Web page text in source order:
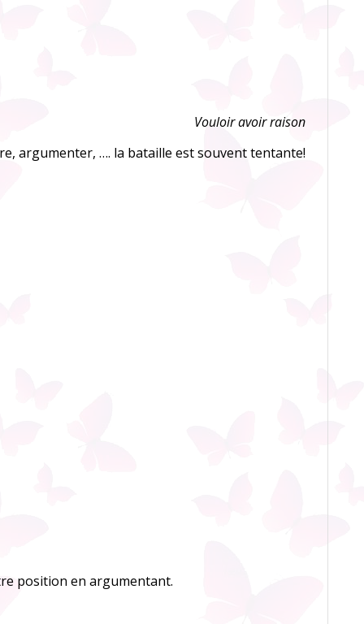
Vouloir avoir raison
argumenter, …. la bataille est souvent tentante!
position en argumentant.